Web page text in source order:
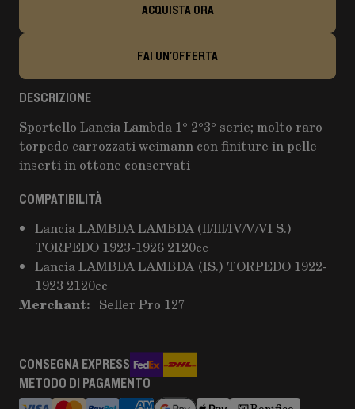
ACQUISTA ORA
FAI UN'OFFERTA
DESCRIZIONE
Sportello Lancia Lambda 1° 2°3° serie; molto raro
torpedo carrozzati weimann con finiture in pelle
inserti in ottone conservati
COMPATIBILITÀ
Lancia LAMBDA LAMBDA (ll/lll/IV/V/VI S.)
TORPEDO 1923-1926 2120cc
Lancia LAMBDA LAMBDA (IS.) TORPEDO 1922-
1923 2120cc
Merchant: Seller Pro 127
CONSEGNA EXPRESS
METODO DI PAGAMENTO